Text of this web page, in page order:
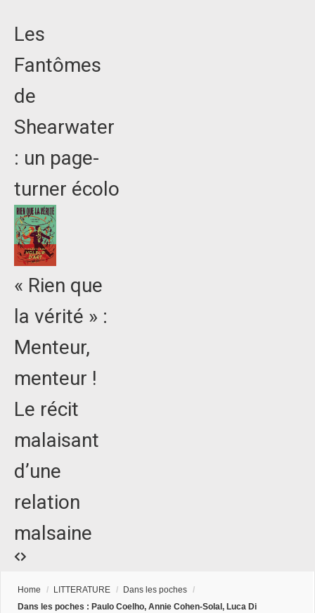
Les
Fantômes
de
Shearwater
: un page-
turner écolo
« Rien que
la vérité » :
Menteur,
menteur !
Le récit
malaisant
d’une
relation
malsaine
Home / LITTERATURE / Dans les poches /
Dans les poches : Paulo Coelho, Annie Cohen-Solal, Luca Di